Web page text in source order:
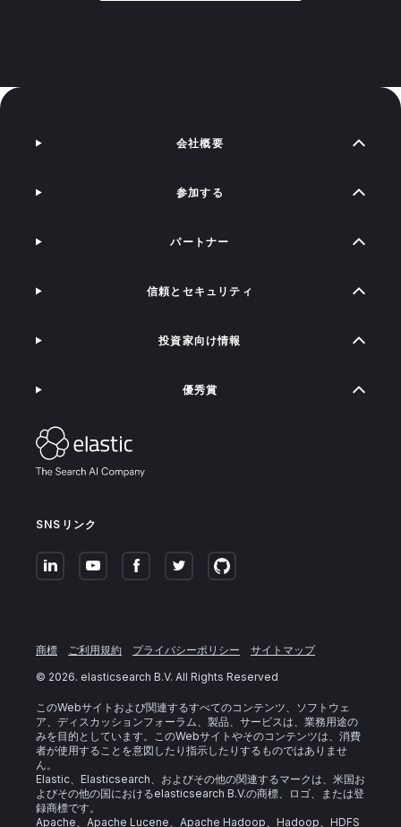
SNSリンク
会社概要
参加する
パートナー
信頼とセキュリティ
投資家向け情報
優秀賞
商標 ご利用規約 プライバシーポリシー
サイトマップ
© 2026. elasticsearch B.V. All Rights Reserved
このWebサイトおよび関連するすべてのコンテンツ、ソフトウェ
ア、ディスカッションフォーラム、製品、サービスは、業務用途の
みを目的としています。このWebサイトやそのコンテンツは、消費
者が使用することを意図したり指示したりするものではありませ
ん。
Elastic、Elasticsearch、およびその他の関連するマークは、米国お
よびその他の国におけるelasticsearch B.V.の商標、ロゴ、または登
録商標です。
Apache、Apache Lucene、Apache Hadoop、Hadoop、HDFS